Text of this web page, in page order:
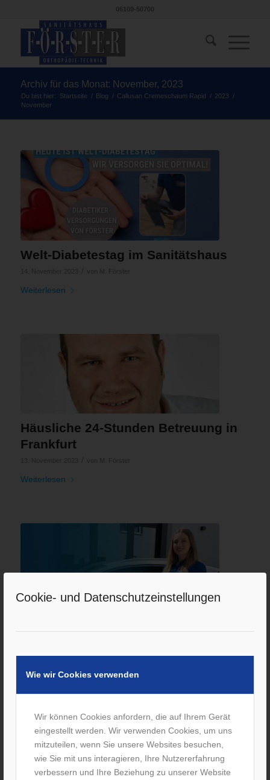
Cookie- und Datenschutzeinstellungen
Wie wir Cookies verwenden
Wir können Cookies anfordern, die auf Ihrem Gerät
eingestellt werden. Wir verwenden Cookies, um uns
mitzuteilen, wenn Sie unsere Websites besuchen,
wie Sie mit uns interagieren, Ihre Nutzererfahrung
verbessern und Ihre Beziehung zu unserer Website
Archiv für das Monat: November, 2023
Du bist hier: Startseite / Blog / Callusan Cremeschaum Rapid / 2023 /
November
Welt-Diabetestag im Sanitätshaus
Weiterlesen
Häusliche 24-Stunden Betreuung in
Frankfurt
Weiterlesen
Duales Studium im Sanitätshaus
Weiterlesen